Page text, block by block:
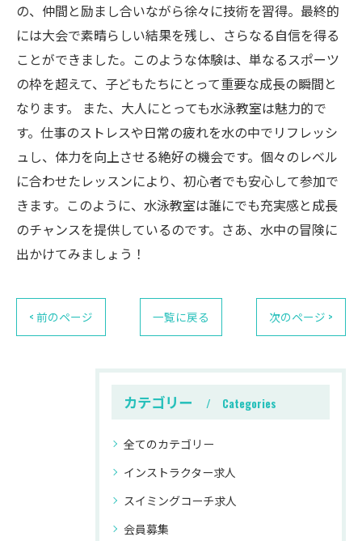
の、仲間と励まし合いながら徐々に技術を習得。最終的
には大会で素晴らしい結果を残し、さらなる自信を得る
ことができました。このような体験は、単なるスポーツ
の枠を超えて、子どもたちにとって重要な成長の瞬間と
なります。 また、大人にとっても水泳教室は魅力的で
す。仕事のストレスや日常の疲れを水の中でリフレッシ
ュし、体力を向上させる絶好の機会です。個々のレベル
に合わせたレッスンにより、初心者でも安心して参加で
きます。このように、水泳教室は誰にでも充実感と成長
のチャンスを提供しているのです。さあ、水中の冒険に
出かけてみましょう！
< 前のページ 一覧に戻る 次のページ >
カテゴリー Categories
全てのカテゴリー
インストラクター求人
スイミングコーチ求人
会員募集